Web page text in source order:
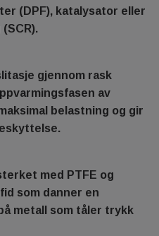
(DPF), katalysator eller
gjennom rask
av
belastning og gir
med PTFE og
som danner en
metall som tåler trykk